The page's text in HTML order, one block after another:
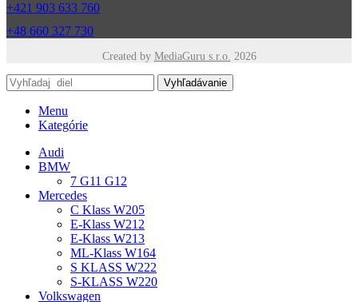
+421 903 633 760
+48 660 327 730
Created by MediaGuru s.r.o. 2026
Vyhľadávanie
Menu
Kategórie
Audi
BMW
7 G11 G12
Mercedes
C Klass W205
E-Klass W212
E-Klass W213
ML-Klass W164
S KLASS W222
S-KLASS W220
Volkswagen